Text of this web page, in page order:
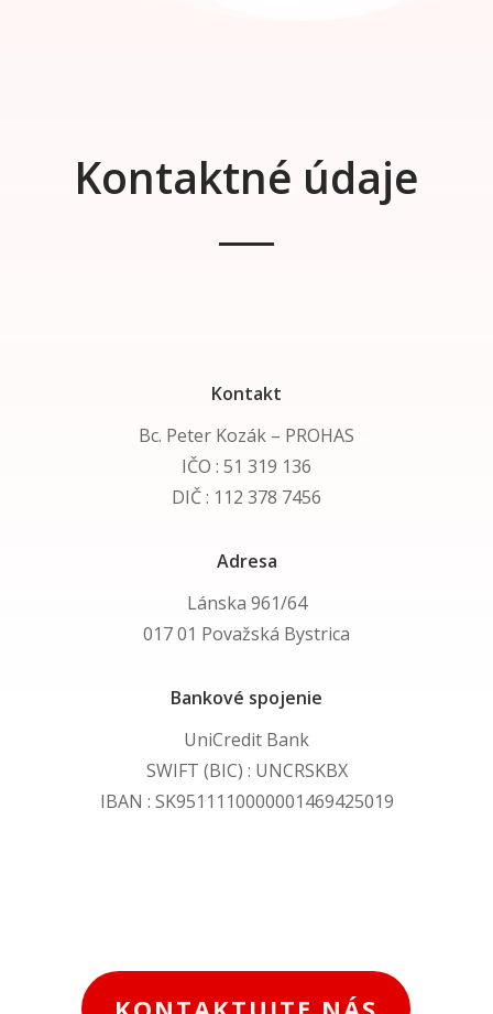
Kontaktné údaje
Kontakt
Bc. Peter Kozák – PROHAS
IČO : 51 319 136
DIČ : 112 378 7456
Adresa
Lánska 961/64
017 01 Považská Bystrica
Bankové spojenie
UniCredit Bank
SWIFT (BIC) : UNCRSKBX
IBAN : SK9511110000001469425019